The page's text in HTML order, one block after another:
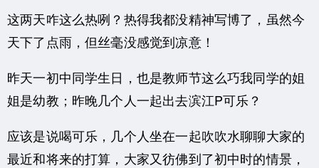
这两天咋这么热咧？热得我都没精神写博了，虽然今
天下了点雨，但丝毫没感觉到凉意！
昨天一初中同学生日，也是教师节这么巧我同学的姐
姐是幼教；昨晚几个人一起出去滨江P可乐？
应该是说喝可乐，几个人坐在一起吹吹水聊聊大家的
最近和将来的打算，大家又彷佛到了初中时的情景，